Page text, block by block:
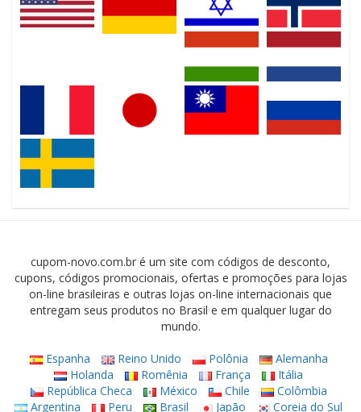
cupom-novo.com.br é um site com códigos de desconto,
cupons, códigos promocionais, ofertas e promoções para lojas
on-line brasileiras e outras lojas on-line internacionais que
entregam seus produtos no Brasil e em qualquer lugar do
mundo.
Espanha Reino Unido Polônia
Alemanha
Holanda
Romênia França
Itália
República Checa
México Chile
Colômbia
Argentina
Peru Brasil Japão Coreia do Sul